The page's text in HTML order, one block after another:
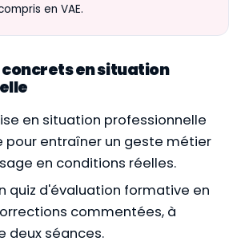
en VAE.
concrets en situation
en situation professionnelle
pour entraîner un geste métier
en conditions réelles.
quiz d'évaluation formative en
commentées, à
deux séances.